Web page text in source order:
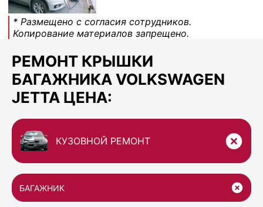
* Размещено с согласия сотрудников.
Копирование материалов запрещено.
РЕМОНТ КРЫШКИ
БАГАЖНИКА VOLKSWAGEN
JETTA ЦЕНА:
КУЗОВНОЙ РЕМОНТ
БАГАЖНИК